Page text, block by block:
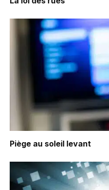
Piège au soleil levant